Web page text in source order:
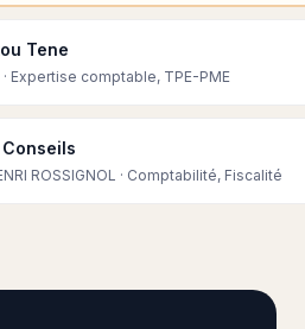
Tene
Expertise comptable, TPE-PME
ROSSIGNOL · Comptabilité, Fiscalité